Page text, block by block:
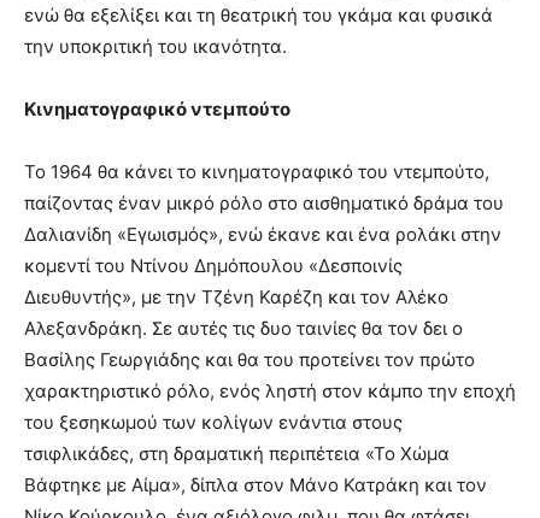
ενώ θα εξελίξει και τη θεατρική του γκάμα και φυσικά
την υποκριτική του ικανότητα.
Κινηματογραφικό ντεμπούτο
Το 1964 θα κάνει το κινηματογραφικό του ντεμπούτο,
παίζοντας έναν μικρό ρόλο στο αισθηματικό δράμα του
Δαλιανίδη «Εγωισμός», ενώ έκανε και ένα ρολάκι στην
κομεντί του Ντίνου Δημόπουλου «Δεσποινίς
Διευθυντής», με την Τζένη Καρέζη και τον Αλέκο
Αλεξανδράκη. Σε αυτές τις δυο ταινίες θα τον δει ο
Βασίλης Γεωργιάδης και θα του προτείνει τον πρώτο
χαρακτηριστικό ρόλο, ενός ληστή στον κάμπο την εποχή
του ξεσηκωμού των κολίγων ενάντια στους
τσιφλικάδες, στη δραματική περιπέτεια «Το Χώμα
Βάφτηκε με Αίμα», δίπλα στον Μάνο Κατράκη και τον